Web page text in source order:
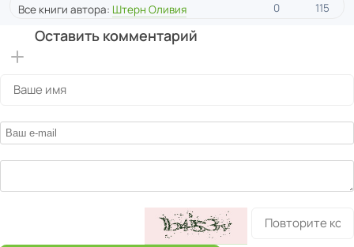
Все книги автора: Штерн Оливия 0 115
Оставить комментарий